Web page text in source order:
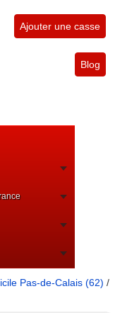
Ajouter une casse
Blog
Pas-de-Calais (62) /